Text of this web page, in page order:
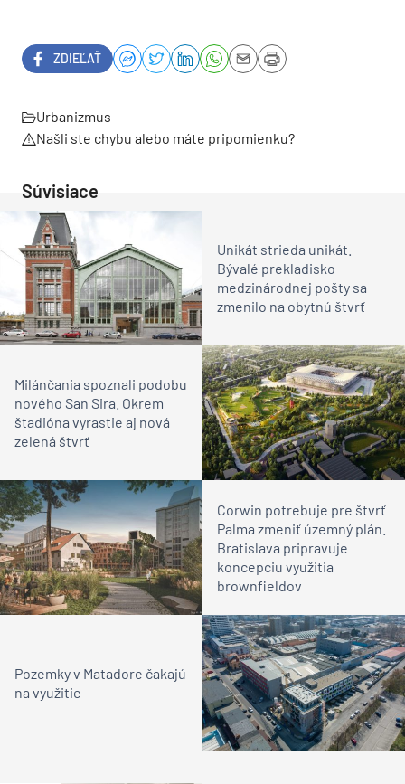
ZDIEĽAŤ
Urbanizmus
Našli ste chybu alebo máte pripomienku?
Súvisiace
Unikát strieda unikát.
Bývalé prekladisko
medzinárodnej pošty sa
zmenilo na obytnú štvrť
Milánčania spoznali podobu
nového San Sira. Okrem
štadióna vyrastie aj nová
zelená štvrť
Corwin potrebuje pre štvrť
Palma zmeniť územný plán.
Bratislava pripravuje
koncepciu využitia
brownfieldov
Pozemky v Matadore čakajú
na využitie